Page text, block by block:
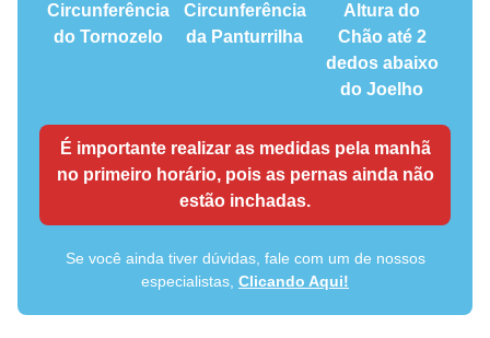
Circunferência
do Tornozelo
Circunferência
da Panturrilha
Altura do
Chão até 2
dedos abaixo
do Joelho
É importante realizar as medidas pela manhã
no primeiro horário, pois as pernas ainda não
estão inchadas.
Se você ainda tiver dúvidas, fale com um de nossos
especialistas, Clicando Aqui!